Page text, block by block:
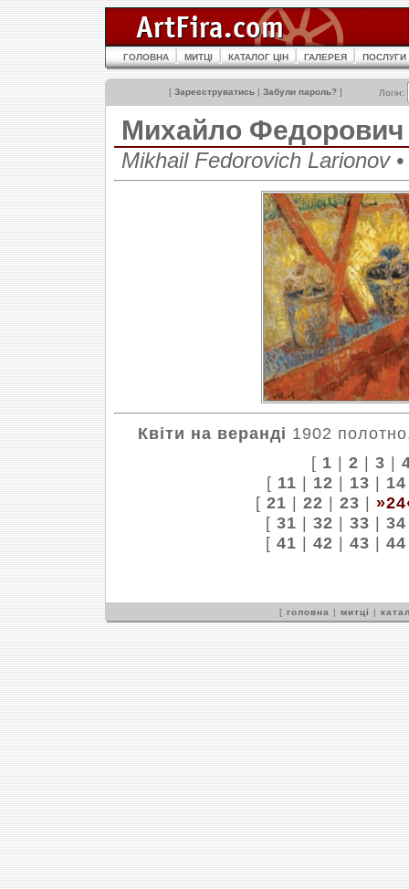
ГОЛОВНА МИТЦІ КАТАЛОГ ЦІН ГАЛЕРЕЯ ПОСЛУГИ
[ Зареєструватись | Забули пароль? ] Логін:
Михайло
Mikhail Fedorovich Larionov
Квіти на веранді 1902
[ 1 | 2 | 3 |
[ 11 | 12 | 13 | 14
[ 21 | 22 | 23 |
[ 31 | 32 | 33 | 34
[ 41 | 42 | 43 | 44
[ головна | митці |